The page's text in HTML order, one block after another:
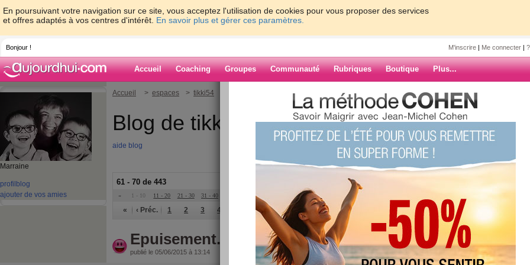
En poursuivant votre navigation sur ce site, vous acceptez l'utilisation de cookies pour vous proposer des services
et offres adaptés à vos centres d'intérêt. En savoir plus et gérer ces paramètres.
Bonjour ! M'inscrire | Me connecter |
Accueil Coaching Groupes Communauté Rubriques Boutique Plus...
Marraine
profil blog
ajouter de vos amies
Accueil > espaces > tikki54
Blog de tikki54
aide blog
61 - 70 de 443
« 1 - 10 11 - 20 21 - 30 31 - 40
« ‹ Préc. 1 2 3 4 7 8 9 10 Suiv. ›
Epuisement...
publié le 05/06/2015 à 13:14 ARCHIVES